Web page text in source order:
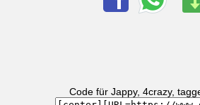
Code für Jappy, 4crazy,